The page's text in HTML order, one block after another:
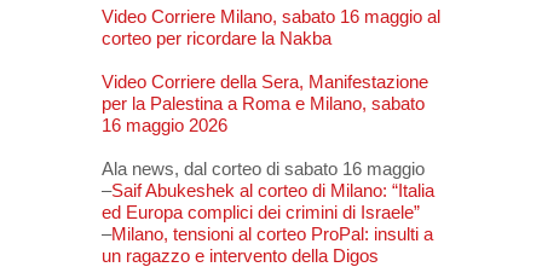
Video Corriere Milano, sabato 16 maggio al
corteo per ricordare la Nakba
Video Corriere della Sera, Manifestazione
per la Palestina a Roma e Milano, sabato
16 maggio 2026
Ala news, dal corteo di sabato 16 maggio
–Saif Abukeshek al corteo di Milano: “Italia
ed Europa complici dei crimini di Israele”
–Milano, tensioni al corteo ProPal: insulti a
un ragazzo e intervento della Digos